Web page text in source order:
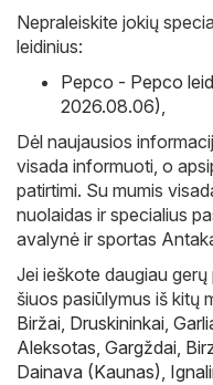
Nepraleiskite jokių
leidinius:
Pepco - Pepco
2026.08.06),
Dėl naujausios
visada informuoti, o
patirtimi. Su mumis
nuolaidas ir specialius
avalynė ir sportas
Jei ieškote daugiau
šiuos pasiūlymus iš kitų
Biržai, Druskininkai,
Aleksotas, Gargždai,
Dainava (Kaunas),